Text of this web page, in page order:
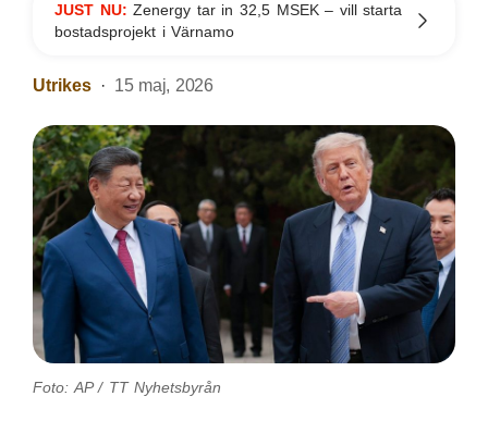
JUST NU:Zenergy tar in 32,5 MSEK – vill starta
bostadsprojekt i Värnamo
Utrikes 15 maj, 2026
Foto: AP / TT Nyhetsbyrån